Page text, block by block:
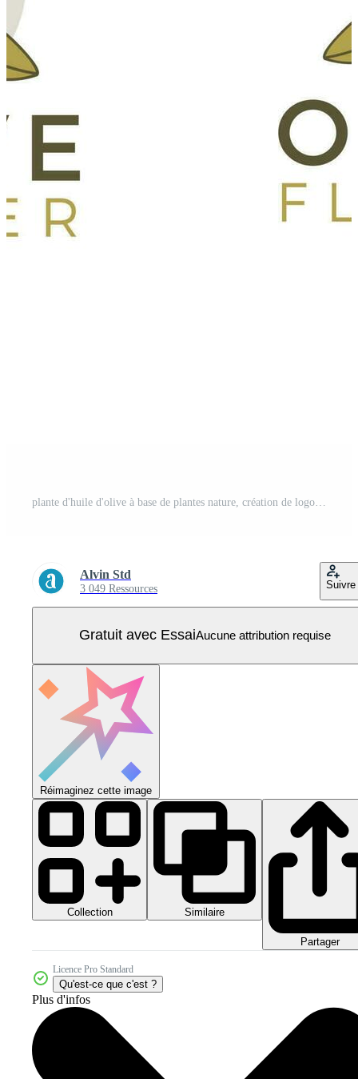
Alvin Std
3 049 Ressources Suivre
Gratuit avec EssaiAucune attribution requise
Réimaginez cette image
Collection Similaire
Partager
Licence Pro Standard
Qu'est-ce que c'est ?
Plus d'infos